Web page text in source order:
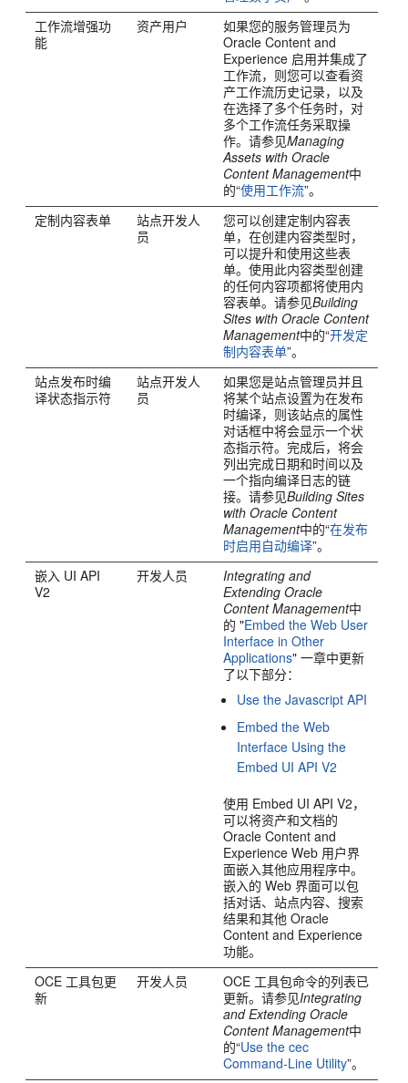
工作流增强功
能
资产用户
如果您的服务管理员为
Oracle Content and
Experience 启用并集成了
工作流，则您可以查看资
产工作流历史记录，以及
在选择了多个任务时，对
多个工作流任务采取操
作。请参见Managing
Assets with Oracle
Content Management中
的“使用工作流”。
定制内容表单
站点开发人
员
您可以创建定制内容表
单，在创建内容类型时，
可以提升和使用这些表
单。使用此内容类型创建
的任何内容项都将使用内
容表单。请参见Building
Sites with Oracle Content
Management中的“开发定
制内容表单”。
站点发布时编
译状态指示符
站点开发人
员
如果您是站点管理员并且
将某个站点设置为在发布
时编译，则该站点的属性
对话框中将会显示一个状
态指示符。完成后，将会
列出完成日期和时间以及
一个指向编译日志的链
接。请参见Building Sites
with Oracle Content
Management中的“在发布
时启用自动编译”。
嵌入 UI API
V2
开发人员
Integrating and
Extending Oracle
Content Management中
的 "Embed the Web User
Interface in Other
Applications" 一章中更新
了以下部分：
Use the Javascript API
Embed the Web
Interface Using the
Embed UI API V2
使用 Embed UI API V2，
可以将资产和文档的
Oracle Content and
Experience Web 用户界
面嵌入其他应用程序中。
嵌入的 Web 界面可以包
括对话、站点内容、搜索
结果和其他 Oracle
Content and Experience
功能。
OCE 工具包更
新
开发人员
OCE 工具包命令的列表已
更新。请参见Integrating
and Extending Oracle
Content Management中
的“Use the cec
Command-Line Utility”。